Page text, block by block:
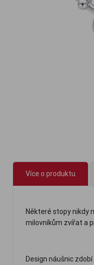
Více o produktu
Některé stopy nikdy
milovníkům zvířat a
Design náušnic